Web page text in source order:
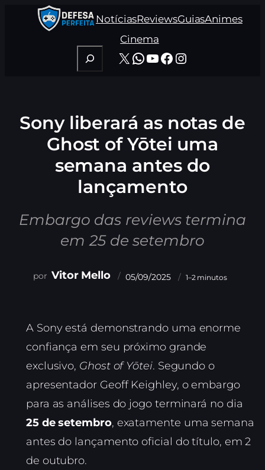
NotíciasReviewsGuiasAnimes
Cinema
Pesquisar
X WhatsApp
Youtube
Facebook
Instagram
Sony liberará as notas de
Ghost of Yōtei uma
semana antes do
lançamento
Embargo das reviews termina
em 25 de setembro
Vitor Mello 05/09/2025 1–2 minutos
A Sony está demonstrando uma enorme
confiança em seu próximo grande
exclusivo, Ghost of Yōtei. Segundo o
apresentador Geoff Keighley, o embargo
para as análises do jogo terminará no dia
25 de setembro, exatamente uma semana
antes do lançamento oficial do título, em 2
de outubro.